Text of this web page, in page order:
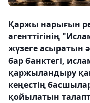
Қаржы нарығын
агенттігінің
жүзеге асыратын
бар банктегі,
қаржыландыру
кеңестің
қойылатын